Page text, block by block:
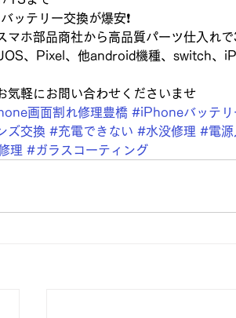
ッテリー交換が爆安❗️
マホ部品商社から高品質パーツ仕入れ
、Pixel、他android機種、switch、
気軽にお問い合わせくださいませ
画面割れ修理豊橋 #iPhoneバッテリ
ズ交換 #充電できない #水没修理 #電源
理 #ガラスコーティング